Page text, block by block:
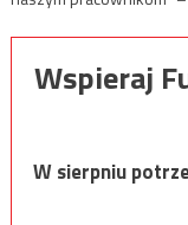
Wspieraj
W sierpniu